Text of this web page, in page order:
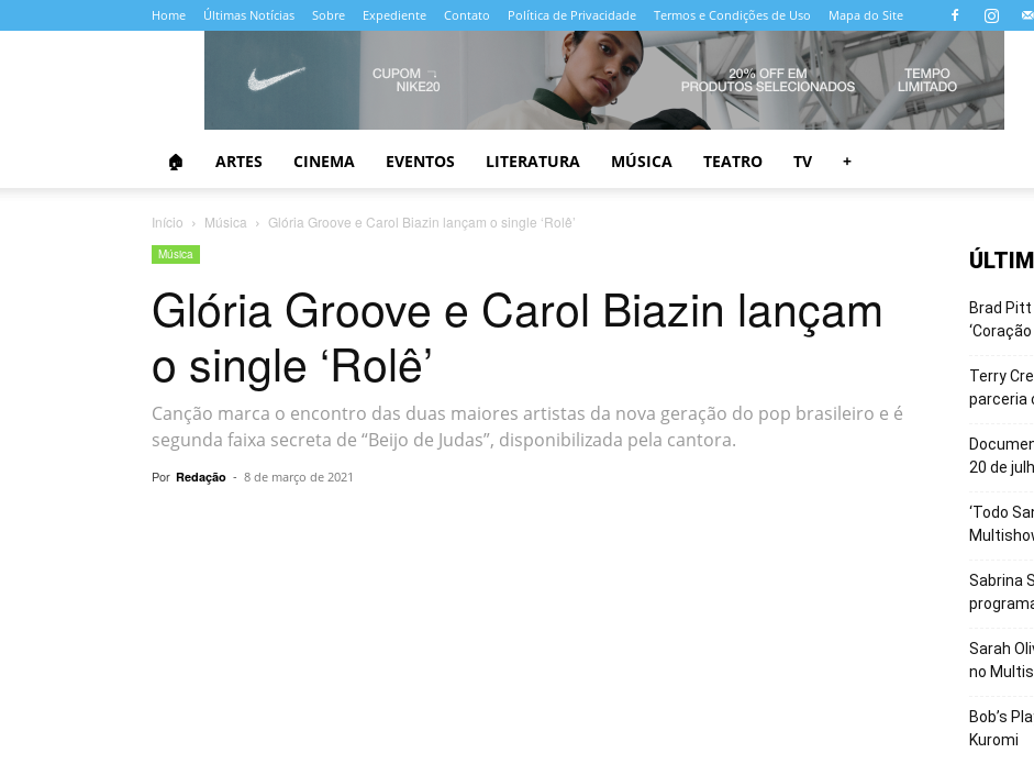
Home Últimas Notícias Sobre Expediente Contato Política de Privacidade Termos e Condições de Uso Mapa do Site
🏠 ARTES CINEMA EVENTOS LITERATURA MÚSICA TEATRO TV +
Início Música Glória Groove e Carol Biazin lançam o single ‘Rolê’
Música
Glória Groove e Carol Biazin lançam
o single ‘Rolê’
Canção marca o encontro das duas maiores artistas da nova geração do pop brasileiro e é
segunda faixa secreta de “Beijo de Judas”, disponibilizada pela cantora.
Por Redação - 8 de março de 2021
Brad
Terry
parceria
20 de
‘Todo
Sabrina
Sarah
no
Bob’s
Kuromi